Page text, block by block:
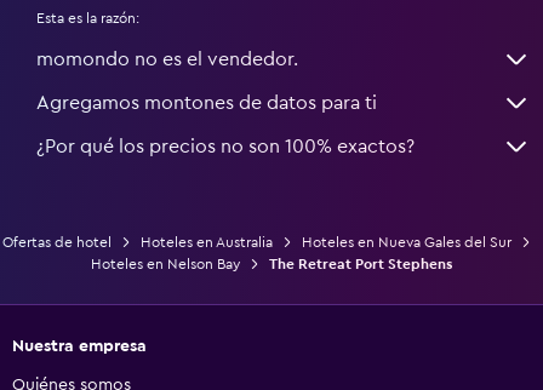
Esta es la razón:
momondo no es el vendedor.
Agregamos montones de datos para ti
¿Por qué los precios no son 100% exactos?
Ofertas de hotel Hoteles en Australia
Hoteles en Nueva Gales del Sur
Hoteles en Nelson Bay
The Retreat Port Stephens
Nuestra empresa
Quiénes somos